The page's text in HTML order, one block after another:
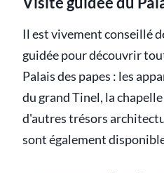
Il est vivement conseillé
guidée pour découvrir
Palais des papes : les
du grand Tinel, la
d'autres trésors
sont également